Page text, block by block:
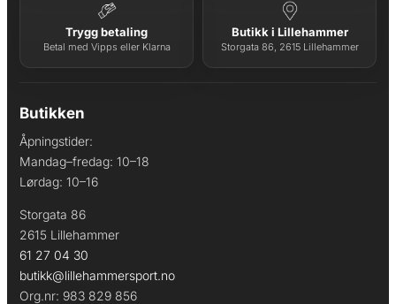
Trygg betaling
Betal med Vipps eller Klarna
Butikk i Lillehammer
Storgata 86, 2615 Lillehammer
Butikken
Åpningstider:
Mandag–fredag: 10–18
Lørdag: 10–16
Storgata 86
2615 Lillehammer
61 27 04 30
butikk@lillehammersport.no
Org.nr: 983 829 856